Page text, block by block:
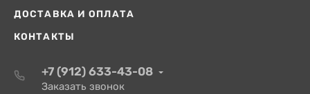
ДОСТАВКА И ОПЛАТА
КОНТАКТЫ
+7 (912) 633-43-08
Заказать звонок